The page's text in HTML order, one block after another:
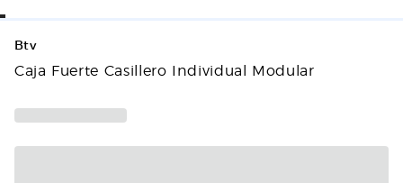
Btv
Caja Fuerte Casillero Individual Modular